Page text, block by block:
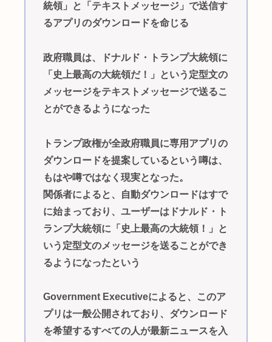
統領」と「テキストメッセージ」で送信す
るアプリのダウンロードを命じる
政府職員は、ドナルド・トランプ大統領に
「史上最高の大統領だ！」という定型文の
メッセージをテキストメッセージで送るこ
とができるようになった
トランプ政権が全政府職員に専用アプリの
ダウンロードを提案しているという噂は、
もはや噂ではなく現実となった。
関係者によると、自動ダウンロードはすで
に始まっており、ユーザーはドナルド・ト
ランプ大統領に「史上最高の大統領！」と
いう定型文のメッセージを送ることができ
るようになったという
Government Executiveによると、このア
プリは一般公開されており、ダウンロード
を希望するすべての人が最新ニュースを入